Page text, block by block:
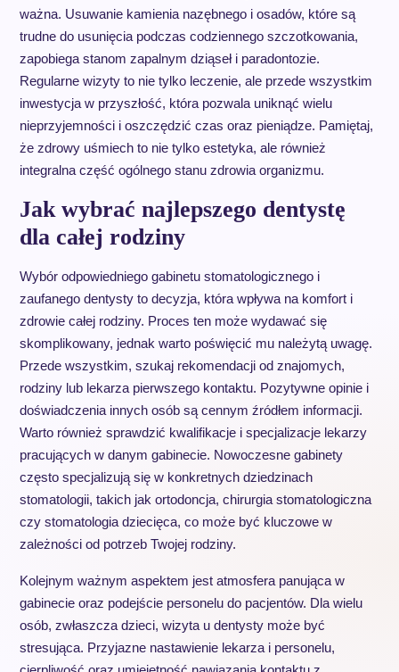
ważna. Usuwanie kamienia nazębnego i osadów, które są
trudne do usunięcia podczas codziennego szczotkowania,
zapobiega stanom zapalnym dziąseł i paradontozie.
Regularne wizyty to nie tylko leczenie, ale przede wszystkim
inwestycja w przyszłość, która pozwala uniknąć wielu
nieprzyjemności i oszczędzić czas oraz pieniądze. Pamiętaj,
że zdrowy uśmiech to nie tylko estetyka, ale również
integralna część ogólnego stanu zdrowia organizmu.
Jak wybrać najlepszego dentystę
dla całej rodziny
Wybór odpowiedniego gabinetu stomatologicznego i
zaufanego dentysty to decyzja, która wpływa na komfort i
zdrowie całej rodziny. Proces ten może wydawać się
skomplikowany, jednak warto poświęcić mu należytą uwagę.
Przede wszystkim, szukaj rekomendacji od znajomych,
rodziny lub lekarza pierwszego kontaktu. Pozytywne opinie i
doświadczenia innych osób są cennym źródłem informacji.
Warto również sprawdzić kwalifikacje i specjalizacje lekarzy
pracujących w danym gabinecie. Nowoczesne gabinety
często specjalizują się w konkretnych dziedzinach
stomatologii, takich jak ortodoncja, chirurgia stomatologiczna
czy stomatologia dziecięca, co może być kluczowe w
zależności od potrzeb Twojej rodziny.
Kolejnym ważnym aspektem jest atmosfera panująca w
gabinecie oraz podejście personelu do pacjentów. Dla wielu
osób, zwłaszcza dzieci, wizyta u dentysty może być
stresująca. Przyjazne nastawienie lekarza i personelu,